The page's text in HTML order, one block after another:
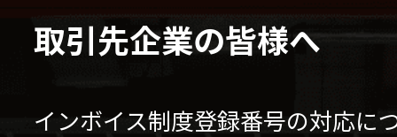
取引先企業の皆様へ
インボイス制度登録番号の対応に